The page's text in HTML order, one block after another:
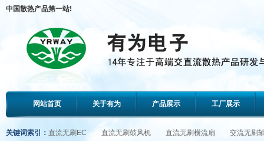
中国散热产品第一站!
网站首页 关于有为 产品展示 工厂展示
关键词索引： 直流无刷EC 直流无刷鼓风机 直流无刷横流扇 交流无刷